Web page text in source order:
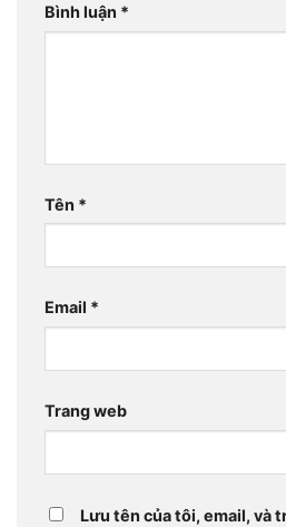
Bình luận *
Tên *
Email *
Trang web
Lưu tên của tôi, email, và